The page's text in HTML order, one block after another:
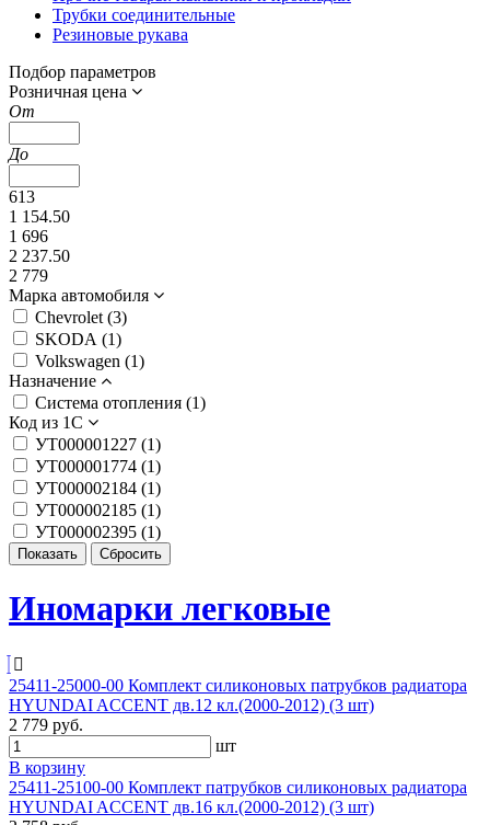
Трубки соединительные
Резиновые рукава
Подбор параметров
Розничная цена
От
До
613
1 154.50
1 696
2 237.50
2 779
Марка автомобиля
Chevrolet (3)
SKODA (1)
Volkswagen (1)
Назначение
Система отопления (1)
Код из 1С
УТ000001227 (1)
УТ000001774 (1)
УТ000002184 (1)
УТ000002185 (1)
УТ000002395 (1)
Иномарки легковые
25411-25000-00 Комплект силиконовых патрубков радиатора
HYUNDAI ACCENT дв.12 кл.(2000-2012) (3 шт)
2 779 руб.
шт
В корзину
25411-25100-00 Комплект патрубков силиконовых радиатора
HYUNDAI ACCENT дв.16 кл.(2000-2012) (3 шт)